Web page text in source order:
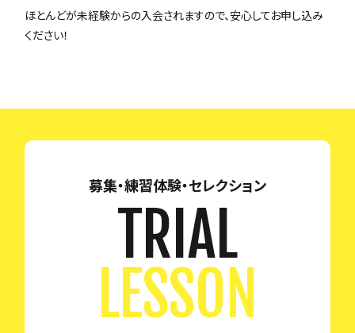
ほとんどが未経験からの入会されますので、安心してお申し込み
ください！
募集・練習体験・セレクション
TRIAL
LESSON